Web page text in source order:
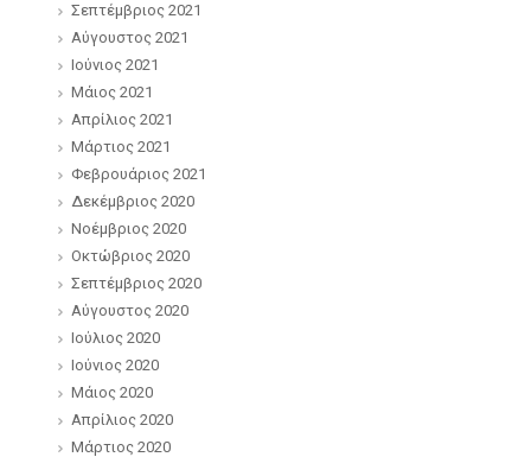
Σεπτέμβριος 2021
Αύγουστος 2021
Ιούνιος 2021
Μάιος 2021
Απρίλιος 2021
Μάρτιος 2021
Φεβρουάριος 2021
Δεκέμβριος 2020
Νοέμβριος 2020
Οκτώβριος 2020
Σεπτέμβριος 2020
Αύγουστος 2020
Ιούλιος 2020
Ιούνιος 2020
Μάιος 2020
Απρίλιος 2020
Μάρτιος 2020